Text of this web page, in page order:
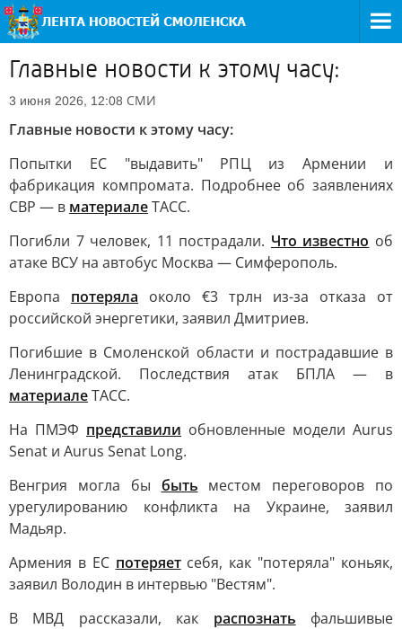
Главные новости к этому часу:
3 июня 2026, 12:08 СМИ
Главные новости к этому часу:
Попытки ЕС "выдавить" РПЦ из Армении и
фабрикация компромата. Подробнее об заявлениях
СВР — в материалеТАСС.
Погибли 7 человек, 11 пострадали. Что известно об
атаке ВСУ на автобус Москва — Симферополь.
Европа потеряла около €3 трлн из-за отказа от
российской энергетики, заявил Дмитриев.
Погибшие в Смоленской области и пострадавшие в
Ленинградской. Последствия атак БПЛА — в
материалеТАСС.
На ПМЭФ представили обновленные модели Aurus
Senat и Aurus Senat Long.
Венгрия могла бы быть местом переговоров по
урегулированию конфликта на Украине, заявил
Мадьяр.
Армения в ЕС потеряетсебя, как "потеряла" коньяк,
заявил Володин в интервью "Вестям".
В МВД рассказали, как распознать фальшивые